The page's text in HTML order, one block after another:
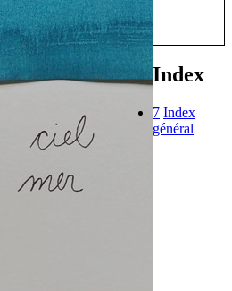
Index
7 Index
général